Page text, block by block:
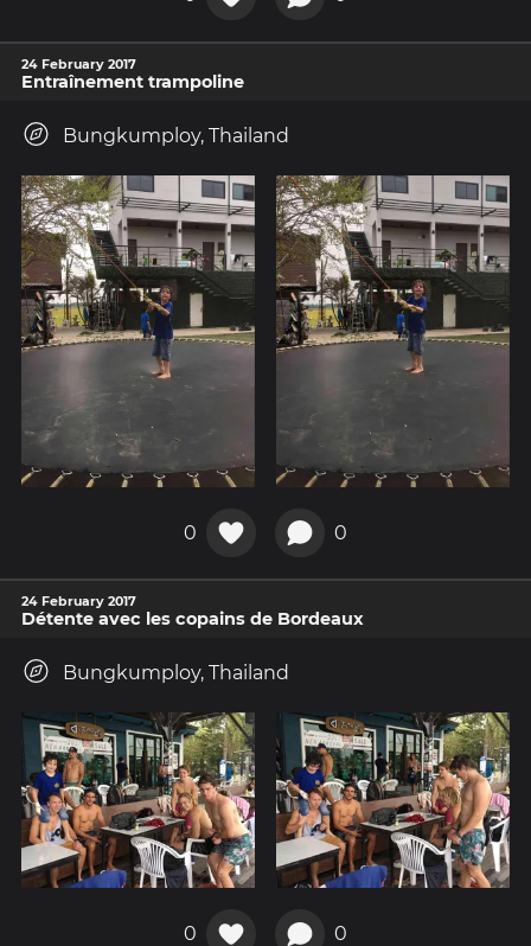
24 February 2017
Entraînement trampoline
Bungkumploy, Thailand
0 0
24 February 2017
Détente avec les copains de Bordeaux
Bungkumploy, Thailand
0 0